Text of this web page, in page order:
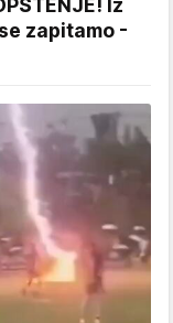
Iz
zapitamo -